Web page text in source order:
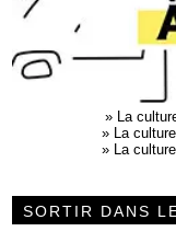
» La
» La
» La
SORTIR DANS